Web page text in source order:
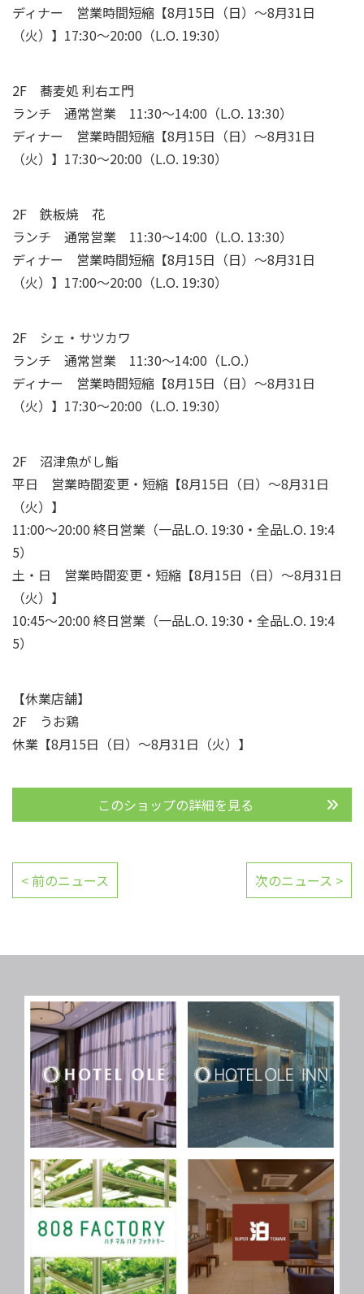
ディナー 営業時間短縮【8月15日（日）～8月31日
（火）】17:30～20:00（L.O. 19:30）
2F 蕎麦処 利右エ門
ランチ 通常営業 11:30～14:00（L.O. 13:30）
ディナー 営業時間短縮【8月15日（日）～8月31日
（火）】17:30～20:00（L.O. 19:30）
2F 鉄板焼 花
ランチ 通常営業 11:30～14:00（L.O. 13:30）
ディナー 営業時間短縮【8月15日（日）～8月31日
（火）】17:00～20:00（L.O. 19:30）
2F シェ・サツカワ
ランチ 通常営業 11:30～14:00（L.O.）
ディナー 営業時間短縮【8月15日（日）～8月31日
（火）】17:30～20:00（L.O. 19:30）
2F 沼津魚がし鮨
平日 営業時間変更・短縮【8月15日（日）～8月31日
（火）】
11:00～20:00 終日営業（一品L.O. 19:30・全品L.O. 19:4
5）
土・日 営業時間変更・短縮【8月15日（日）～8月31日
（火）】
10:45～20:00 終日営業（一品L.O. 19:30・全品L.O. 19:4
5）
【休業店舗】
2F うお鶏
休業【8月15日（日）～8月31日（火）】
このショップの詳細を見る
< 前のニュース 次のニュース >